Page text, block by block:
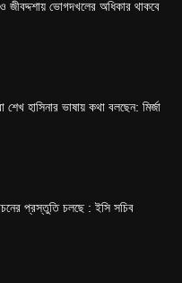
জীবদ্দশায় ভোগদখলের অধিকার থাকবে
শেখ হাসিনার ভাষায় কথা বলছেন: মির্জা
প্রস্তুতি চলছে : ইসি সচিব